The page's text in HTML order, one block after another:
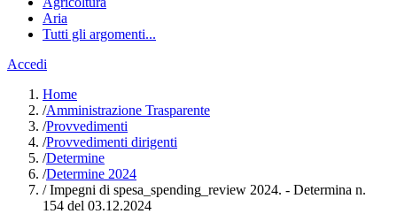
Aria
Tutti gli argomenti...
Accedi
Home
/Amministrazione Trasparente
/Provvedimenti
/Provvedimenti dirigenti
/Determine
/Determine 2024
/Impegni di spesa_spending_review 2024. - Determina n.
154 del 03.12.2024